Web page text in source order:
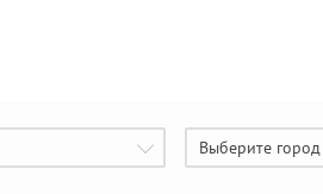
Выберите город